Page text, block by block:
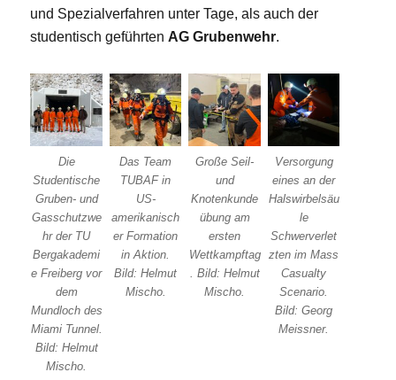
und Spezialverfahren unter Tage, als auch der
studentisch geführten AG Grubenwehr.
Die
Studentische
Gruben- und
Gasschutzwe
hr der TU
Bergakademi
e Freiberg vor
dem
Mundloch des
Miami Tunnel.
Bild: Helmut
Mischo.
Das Team
TUBAF in
US-
amerikanisch
er Formation
in Aktion.
Bild: Helmut
Mischo.
Große Seil-
und
Knotenkunde
übung am
ersten
Wettkampftag
. Bild: Helmut
Mischo.
Versorgung
eines an der
Halswirbelsäu
le
Schwerverlet
zten im Mass
Casualty
Scenario.
Bild: Georg
Meissner.